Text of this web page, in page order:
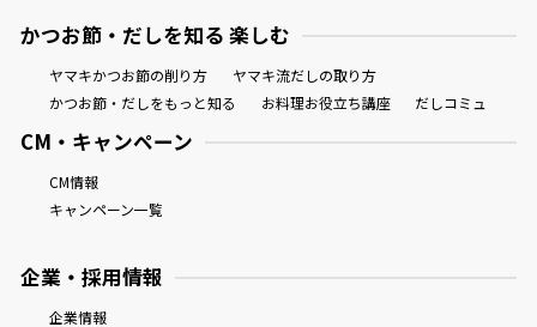
かつお節・だしを知る 楽しむ
ヤマキかつお節の削り方
ヤマキ流だしの取り方
かつお節・だしをもっと知る
お料理お役立ち講座 だしコミュ
CM・キャンペーン
CM情報
キャンペーン一覧
企業・採用情報
企業情報